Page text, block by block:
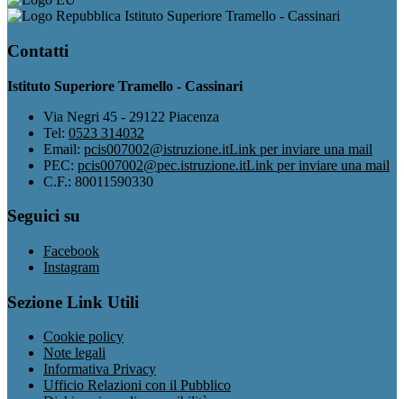
Istituto Superiore Tramello - Cassinari
Contatti
Istituto Superiore Tramello - Cassinari
Via Negri 45 - 29122 Piacenza
Tel: 0523 314032
Email: pcis007002@istruzione.itLink per inviare una mail
PEC: pcis007002@pec.istruzione.itLink per inviare una mail
C.F.: 80011590330
Seguici su
Facebook
Instagram
Sezione Link Utili
Cookie policy
Note legali
Informativa Privacy
Ufficio Relazioni con il Pubblico